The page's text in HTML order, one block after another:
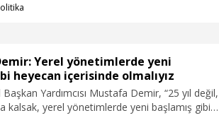
de 2 trilyon 281 milyar Türk Lirası.
kalan 6 ay içerisinde kalan ödeneklerimizi
şekilde planlayarak tamamını harcamamız
Yerel yönetimlerde yeni
heyecan içerisinde olmalıyız
Yardımcısı Mustafa Demir, “25 yıl değil,
kalsak, yerel yönetimlerde yeni başlamış gibi